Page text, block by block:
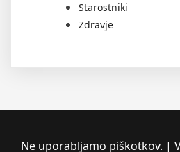
Starostniki
Zdravje
Ne uporabljamo piškotkov. |